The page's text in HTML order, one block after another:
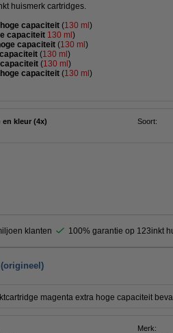
huismerk cartridges.
capaciteit (130 ml )
capaciteit 130 ml )
capaciteit (130 ml )
(130 ml )
(130 ml )
capaciteit (130 ml )
en kleur (4x) Soort:
klanten 100% garantie op 123inkt
magenta extra hoge capaciteit
Merk: